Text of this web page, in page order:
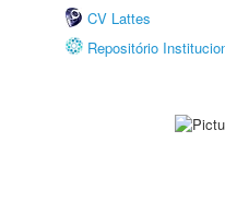
CV Lattes
Repositório